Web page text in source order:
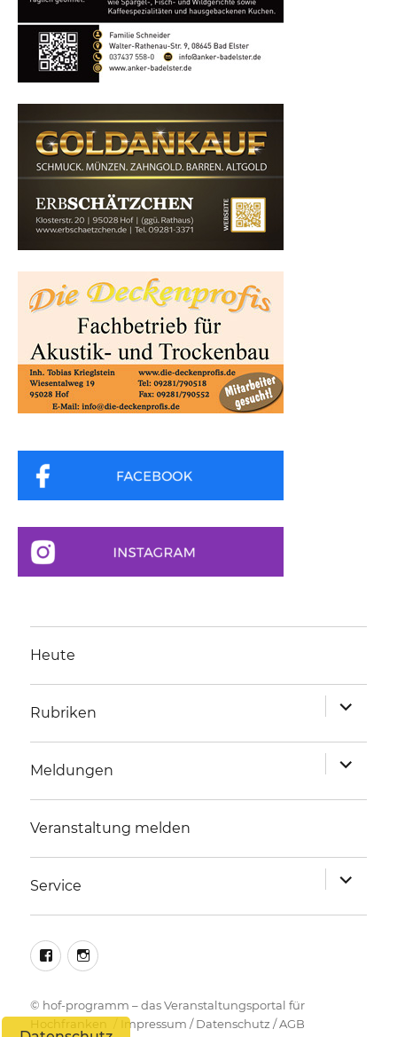
Heute
Rubriken
anzeigen
Meldungen
anzeigen
Veranstaltung melden
Service
anzeigen
facebookinstagram
© hof-programm – das Veranstaltungsportal für
Hochfranken
Impressum /Datenschutz /AGB